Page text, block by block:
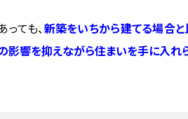
ても、新築をいちから建てる場合
の影響を抑えながら住まいを手に入